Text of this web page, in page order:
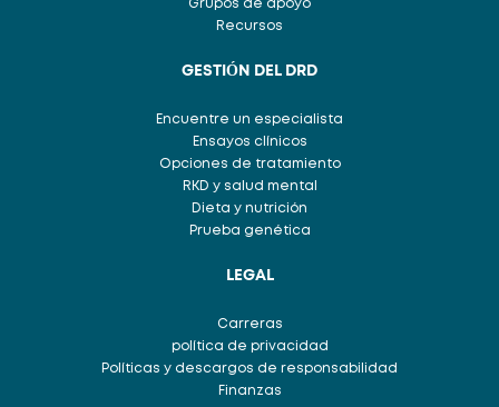
Grupos de apoyo
Recursos
GESTIÓN DEL DRD
Encuentre un especialista
Ensayos clínicos
Opciones de tratamiento
RKD y salud mental
Dieta y nutrición
Prueba genética
LEGAL
Carreras
política de privacidad
Políticas y descargos de responsabilidad
Finanzas